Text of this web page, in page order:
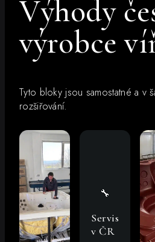
Výhody
výrobce
Tyto bloky jsou samostatné a v
rozšiřování.
🔧
Servis
v ČR